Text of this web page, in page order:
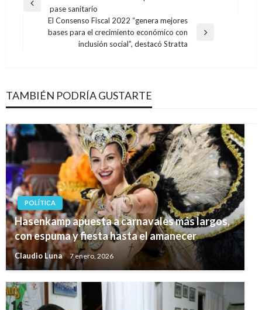
entradas
Entrada
anterior
pase sanitario
Entrada
El Consenso Fiscal 2022 “genera mejores
bases para el crecimiento económico con
inclusión social”, destacó Stratta
TAMBIÉN PODRÍA GUSTARTE
POLÍTICA
Hasenkamp apuesta a carnavales más largos,
con espuma y fiesta hasta el amanecer
Claudio Luna 7 enero, 2026